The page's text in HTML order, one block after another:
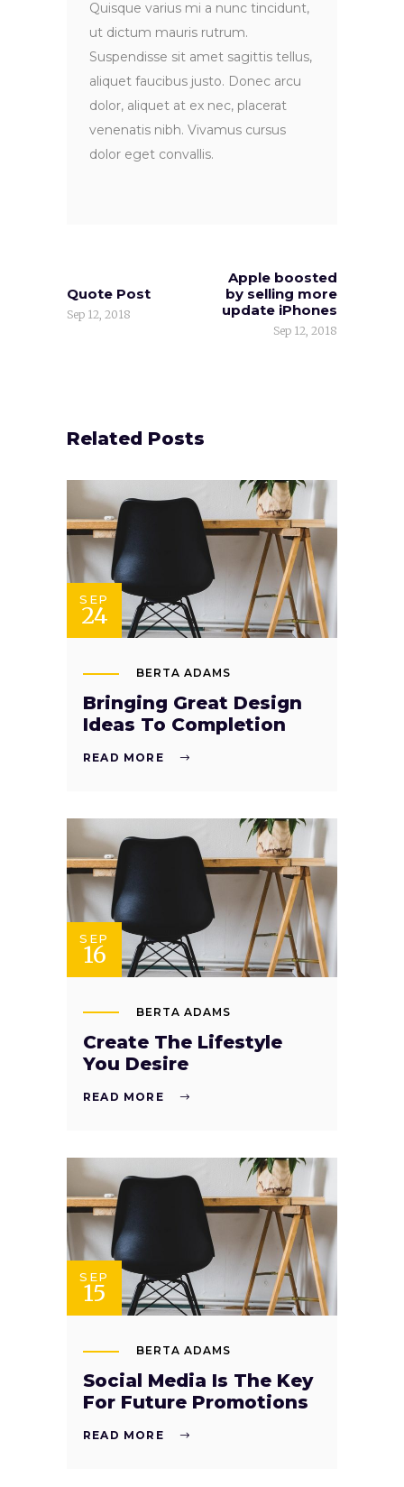
Quisque varius mi a nunc tincidunt,
ut dictum mauris rutrum.
Suspendisse sit amet sagittis tellus,
aliquet faucibus justo. Donec arcu
dolor, aliquet at ex nec, placerat
venenatis nibh. Vivamus cursus
dolor eget convallis.
Quote Post
Sep 12, 2018
Apple boosted
by selling more
update iPhones
Sep 12, 2018
Related Posts
SEP
24
BERTA ADAMS
Bringing Great Design
Ideas To Completion
READ MORE
SEP
16
BERTA ADAMS
Create The Lifestyle
You Desire
READ MORE
SEP
15
BERTA ADAMS
Social Media Is The Key
For Future Promotions
READ MORE